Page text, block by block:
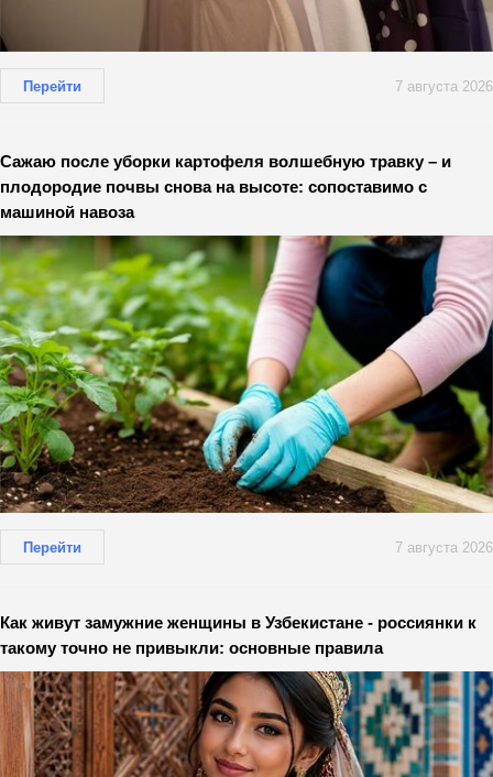
Перейти 7 августа 2026
Сажаю после уборки картофеля волшебную травку – и
плодородие почвы снова на высоте: сопоставимо с
машиной навоза
Перейти 7 августа 2026
Как живут замужние женщины в Узбекистане - россиянки к
такому точно не привыкли: основные правила